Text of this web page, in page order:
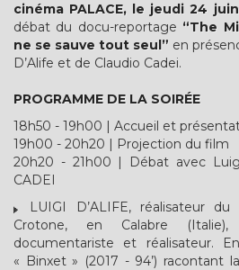
cinéma PALACE, le jeudi 24 juin
débat du docu-reportage “The
ne se sauve tout seul” en
D’Alife et de Claudio Cadei.
PROGRAMME DE LA SOIRÉE
18h50 - 19h00 | Accueil et
19h00 - 20h20 | Projection du film
20h20 - 21h00 | Débat avec
CADEI
LUIGI D’ALIFE, réalisateur
Crotone, en Calabre
documentariste et réalisateur.
« Binxet » (2017 - 94’) racontant